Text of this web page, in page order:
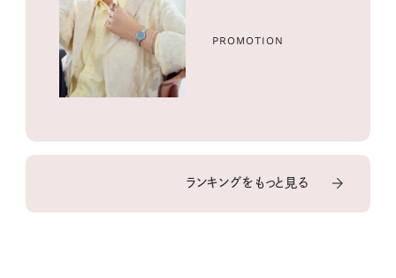
PROMOTION
ランキングをもっと見る